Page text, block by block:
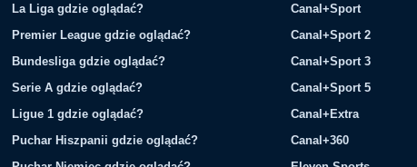
La Liga gdzie oglądać?
Premier League gdzie oglądać?
Bundesliga gdzie oglądać?
Serie A gdzie oglądać?
Ligue 1 gdzie oglądać?
Puchar Hiszpanii gdzie oglądać?
Canal+Sport
Canal+Sport 2
Canal+Sport 3
Canal+Sport 5
Canal+Extra
Canal+360